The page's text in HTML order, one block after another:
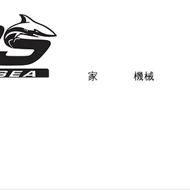
家 機械